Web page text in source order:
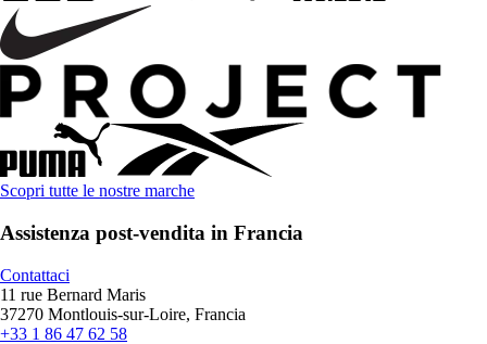
Scopri tutte le nostre marche
Assistenza post-vendita in Francia
Contattaci
11 rue Bernard Maris
37270 Montlouis-sur-Loire, Francia
+33 1 86 47 62 58